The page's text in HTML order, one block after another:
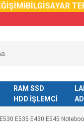
BİLGİSAYAR
RAM SSD
HDD İŞLEMCİ
E535 E430 E545